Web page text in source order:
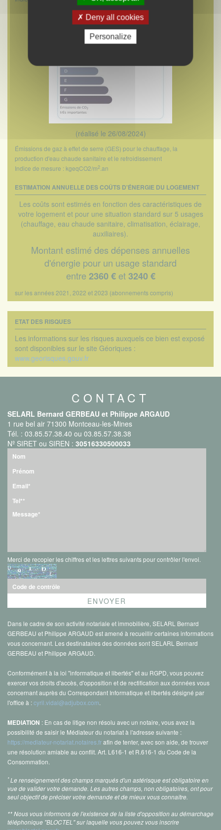
(réalisé le 26/08/2024)
Émissions de gaz à effet de serre (GES) pour le chauffage, la
production d'eau chaude sanitaire et le refroidissement
Indice de mesure : kgeqCO2/m2 .an
ESTIMATION ANNUELLE DES COÛTS D'ÉNERGIE DU LOGEMENT
Les coûts sont estimés en fonction des caractéristiques de
votre logement et pour une situation standard sur 5 usages
(chauffage, eau chaude sanitaire, climatisation, éclairage,
auxiliaires).
Montant estimé des dépenses annuelles
d'énergie pour un usage standard
entre 2360 €et3240 €
sur les années 2021, 2022 et 2023 (abonnements compris)
ETAT DES RISQUES
Les informations sur les risques auxquels ce bien est exposé
sont disponibles sur le site Géoriques :
www.georisques.gouv.fr
CONTACT
SELARL Bernard GERBEAU et Philippe ARGAUD
1 rue bel air 71300 Montceau-les-Mines
Tél. : 03.85.57.38.40 ou 03.85.57.38.38
Nº SIRET ou SIREN : 30516330500033
Merci de recopier les chiffres et les lettres suivants pour contrôler l'envoi.
Dans le cadre de son activité notariale et immobilière, SELARL Bernard
GERBEAU et Philippe ARGAUD est amené à recueillir certaines informations
vous concernant. Les destinataires des données sont SELARL Bernard
GERBEAU et Philippe ARGAUD.
Conformément à la loi "informatique et libertés" et au RGPD, vous pouvez
exercer vos droits d'accès, d'opposition et de rectification aux données vous
concernant auprès du Correspondant Informatique et libertés désigné par
l'office à :cyril.vidal@adjubox.com.
MEDIATION : En cas de litige non résolu avec un notaire, vous avez la
possibilité de saisir le Médiateur du notariat à l'adresse suivante :
https://mediateur-notariat.notaires.frafin de tenter, avec son aide, de trouver
une résolution amiable au conflit. Art. L616-1 et R.616-1 du Code de la
Consommation.
*Le renseignement des champs marqués d'un astérisque est obligatoire en
vue de valider votre demande. Les autres champs, non obligatoires, ont pour
seul objectif de préciser votre demande et de mieux vous connaître.
** Nous vous informons de l'existence de la liste d'opposition au démarchage
téléphonique "BLOCTEL" sur laquelle vous pouvez vous inscrire
Deny all cookies
Personalize